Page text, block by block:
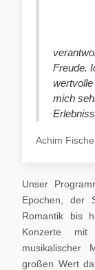
Freude.
mich
Achim
Unser
Epochen, der
Romantik bis
Konzerte mit
musikalischer
großen Wert